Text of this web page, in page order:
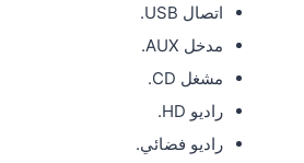
اتصال USB.
مدخل AUX.
مشغل CD.
راديو HD.
راديو فضائي.